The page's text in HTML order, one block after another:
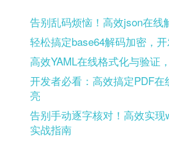
告别乱码烦恼！高效json在线
轻松搞定base64解码加密，
高效YAML在线格式化与验证
开发者必看：高效搞定PDF在
亮
告别手动逐字核对！高效实现
实战指南